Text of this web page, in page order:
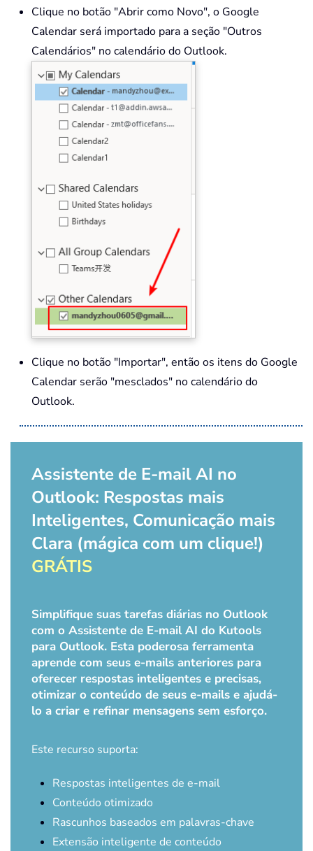
Clique no botão "Abrir como Novo", o Google
Calendar será importado para a seção "Outros
Calendários" no calendário do Outlook.
Clique no botão "Importar", então os itens do Google
Calendar serão "mesclados" no calendário do
Outlook.
Assistente de E-mail AI no
Outlook: Respostas mais
Inteligentes, Comunicação mais
Clara (mágica com um clique!)
GRÁTIS
Simplifique suas tarefas diárias no Outlook
com o Assistente de E-mail AI do Kutools
para Outlook. Esta poderosa ferramenta
aprende com seus e-mails anteriores para
oferecer respostas inteligentes e precisas,
otimizar o conteúdo de seus e-mails e ajudá-
lo a criar e refinar mensagens sem esforço.
Este recurso suporta:
Respostas inteligentes de e-mail
Conteúdo otimizado
Rascunhos baseados em palavras-chave
Extensão inteligente de conteúdo